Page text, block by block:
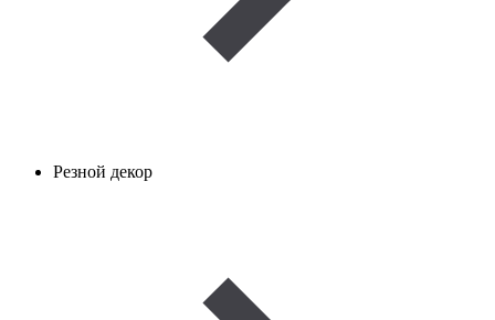
Резной декор